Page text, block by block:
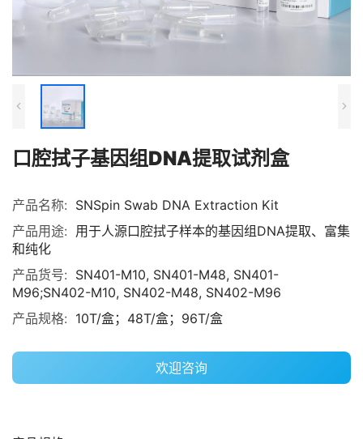
口腔拭子基因组DNA提取试剂盒
产品名称: SNSpin Swab DNA Extraction Kit
产品用途: 用于人源口腔拭子样本的基因组DNA提取、富集
和纯化
产品货号: SN401-M10, SN401-M48, SN401-
M96;SN402-M10, SN402-M48, SN402-M96
产品规格: 10T/盒；48T/盒；96T/盒
欢迎咨询